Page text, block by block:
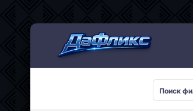
Мультсериалы